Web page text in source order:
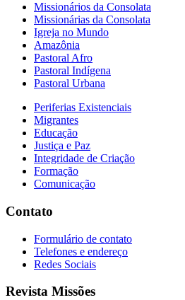
Missionários da Consolata
Missionárias da Consolata
Igreja no Mundo
Amazônia
Pastoral Afro
Pastoral Indígena
Pastoral Urbana
Periferias Existenciais
Migrantes
Educação
Justiça e Paz
Integridade de Criação
Formação
Comunicação
Contato
Formulário de contato
Telefones e endereço
Redes Sociais
Revista Missões